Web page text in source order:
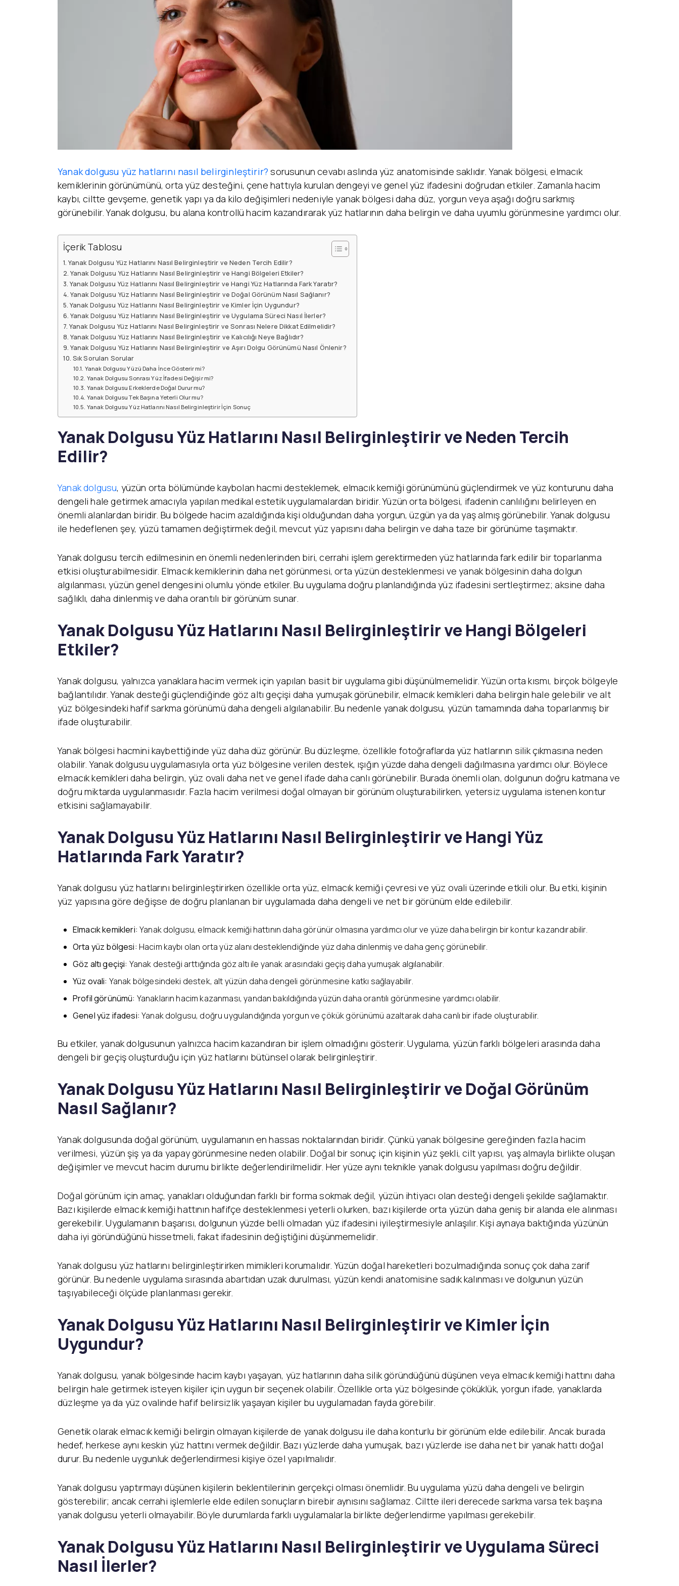
Septorinoplasti
Revizyon Rinoplasti
Lazer Tedaviler
Fotona SP
Dynamis Nx Line
Fraksiyonel Lazer
ICON Lazer
Lazer Epilasyon
Starwalker Lazer
Red Touch
Plexr Lazer
Lazerle Dövme Silme
Lazerle Kılcal Damar
Tedavisi
Femilift: Genital
Yanak Dolgusu
Alın Dolgusu
Göz Altı Işık Dolgusu
Çene Dolgusu (Jawline)
Akıllı Dolgu
NanoFat
Bölgesel İncelme
Emtone
Emsculpt
CoolSculpting – Soğuk
Lipoliz
Lipocel – Cool Sonic
Çatlak Tedavisi
Tedavisi
Dermamelan
Otolog Kök Hücre
Tedavisi
OxyGeneo Medikal Cilt
Bakımı
El Vitamini
Profhilo
Yanak dolgusu yüz hatlarını nasıl belirginleştirir? sorusunun cevabı aslında yüz anatomisinde saklıdır. Yanak bölgesi, elmacık
kemiklerinin görünümünü, orta yüz desteğini, çene hattıyla kurulan dengeyi ve genel yüz ifadesini doğrudan etkiler. Zamanla hacim
kaybı, ciltte gevşeme, genetik yapı ya da kilo değişimleri nedeniyle yanak bölgesi daha düz, yorgun veya aşağı doğru sarkmış
görünebilir. Yanak dolgusu, bu alana kontrollü hacim kazandırarak yüz hatlarının daha belirgin ve daha uyumlu görünmesine yardımcı olur.
İçerik Tablosu
Yanak Dolgusu Yüz Hatlarını Nasıl Belirginleştirir ve Neden Tercih Edilir?
Yanak Dolgusu Yüz Hatlarını Nasıl Belirginleştirir ve Hangi Bölgeleri Etkiler?
Yanak Dolgusu Yüz Hatlarını Nasıl Belirginleştirir ve Hangi Yüz Hatlarında Fark Yaratır?
Yanak Dolgusu Yüz Hatlarını Nasıl Belirginleştirir ve Doğal Görünüm Nasıl Sağlanır?
Yanak Dolgusu Yüz Hatlarını Nasıl Belirginleştirir ve Kimler İçin Uygundur?
Yanak Dolgusu Yüz Hatlarını Nasıl Belirginleştirir ve Uygulama Süreci Nasıl İlerler?
Yanak Dolgusu Yüz Hatlarını Nasıl Belirginleştirir ve Sonrası Nelere Dikkat Edilmelidir?
Yanak Dolgusu Yüz Hatlarını Nasıl Belirginleştirir ve Kalıcılığı Neye Bağlıdır?
Yanak Dolgusu Yüz Hatlarını Nasıl Belirginleştirir ve Aşırı Dolgu Görünümü Nasıl Önlenir?
Sık Sorulan Sorular
Yanak Dolgusu Yüzü Daha İnce Gösterir mi?
Yanak Dolgusu Sonrası Yüz İfadesi Değişir mi?
Yanak Dolgusu Erkeklerde Doğal Durur mu?
Yanak Dolgusu Tek Başına Yeterli Olur mu?
Yanak Dolgusu Yüz Hatlarını Nasıl Belirginleştirir İçin Sonuç
Yanak Dolgusu Yüz Hatlarını Nasıl Belirginleştirir ve Neden Tercih
Edilir?
Yanak dolgusu, yüzün orta bölümünde kaybolan hacmi desteklemek, elmacık kemiği görünümünü güçlendirmek ve yüz konturunu daha
dengeli hale getirmek amacıyla yapılan medikal estetik uygulamalardan biridir. Yüzün orta bölgesi, ifadenin canlılığını belirleyen en
önemli alanlardan biridir. Bu bölgede hacim azaldığında kişi olduğundan daha yorgun, üzgün ya da yaş almış görünebilir. Yanak dolgusu
ile hedeflenen şey, yüzü tamamen değiştirmek değil, mevcut yüz yapısını daha belirgin ve daha taze bir görünüme taşımaktır.
Yanak dolgusu tercih edilmesinin en önemli nedenlerinden biri, cerrahi işlem gerektirmeden yüz hatlarında fark edilir bir toparlanma
etkisi oluşturabilmesidir. Elmacık kemiklerinin daha net görünmesi, orta yüzün desteklenmesi ve yanak bölgesinin daha dolgun
algılanması, yüzün genel dengesini olumlu yönde etkiler. Bu uygulama doğru planlandığında yüz ifadesini sertleştirmez; aksine daha
sağlıklı, daha dinlenmiş ve daha orantılı bir görünüm sunar.
Yanak Dolgusu Yüz Hatlarını Nasıl Belirginleştirir ve Hangi Bölgeleri
Etkiler?
Yanak dolgusu, yalnızca yanaklara hacim vermek için yapılan basit bir uygulama gibi düşünülmemelidir. Yüzün orta kısmı, birçok bölgeyle
bağlantılıdır. Yanak desteği güçlendiğinde göz altı geçişi daha yumuşak görünebilir, elmacık kemikleri daha belirgin hale gelebilir ve alt
yüz bölgesindeki hafif sarkma görünümü daha dengeli algılanabilir. Bu nedenle yanak dolgusu, yüzün tamamında daha toparlanmış bir
ifade oluşturabilir.
Yanak bölgesi hacmini kaybettiğinde yüz daha düz görünür. Bu düzleşme, özellikle fotoğraflarda yüz hatlarının silik çıkmasına neden
olabilir. Yanak dolgusu uygulamasıyla orta yüz bölgesine verilen destek, ışığın yüzde daha dengeli dağılmasına yardımcı olur. Böylece
elmacık kemikleri daha belirgin, yüz ovali daha net ve genel ifade daha canlı görünebilir. Burada önemli olan, dolgunun doğru katmana ve
doğru miktarda uygulanmasıdır. Fazla hacim verilmesi doğal olmayan bir görünüm oluşturabilirken, yetersiz uygulama istenen kontur
etkisini sağlamayabilir.
Yanak Dolgusu Yüz Hatlarını Nasıl Belirginleştirir ve Hangi Yüz
Hatlarında Fark Yaratır?
Yanak dolgusu yüz hatlarını belirginleştirirken özellikle orta yüz, elmacık kemiği çevresi ve yüz ovali üzerinde etkili olur. Bu etki, kişinin
yüz yapısına göre değişse de doğru planlanan bir uygulamada daha dengeli ve net bir görünüm elde edilebilir.
Elmacık kemikleri: Yanak dolgusu, elmacık kemiği hattının daha görünür olmasına yardımcı olur ve yüze daha belirgin bir kontur kazandırabilir.
Orta yüz bölgesi: Hacim kaybı olan orta yüz alanı desteklendiğinde yüz daha dinlenmiş ve daha genç görünebilir.
Göz altı geçişi: Yanak desteği arttığında göz altı ile yanak arasındaki geçiş daha yumuşak algılanabilir.
Yüz ovali: Yanak bölgesindeki destek, alt yüzün daha dengeli görünmesine katkı sağlayabilir.
Profil görünümü: Yanakların hacim kazanması, yandan bakıldığında yüzün daha orantılı görünmesine yardımcı olabilir.
Genel yüz ifadesi: Yanak dolgusu, doğru uygulandığında yorgun ve çökük görünümü azaltarak daha canlı bir ifade oluşturabilir.
Bu etkiler, yanak dolgusunun yalnızca hacim kazandıran bir işlem olmadığını gösterir. Uygulama, yüzün farklı bölgeleri arasında daha
dengeli bir geçiş oluşturduğu için yüz hatlarını bütünsel olarak belirginleştirir.
Yanak Dolgusu Yüz Hatlarını Nasıl Belirginleştirir ve Doğal Görünüm
Nasıl Sağlanır?
Yanak dolgusunda doğal görünüm, uygulamanın en hassas noktalarından biridir. Çünkü yanak bölgesine gereğinden fazla hacim
verilmesi, yüzün şiş ya da yapay görünmesine neden olabilir. Doğal bir sonuç için kişinin yüz şekli, cilt yapısı, yaş almayla birlikte oluşan
değişimler ve mevcut hacim durumu birlikte değerlendirilmelidir. Her yüze aynı teknikle yanak dolgusu yapılması doğru değildir.
Doğal görünüm için amaç, yanakları olduğundan farklı bir forma sokmak değil, yüzün ihtiyacı olan desteği dengeli şekilde sağlamaktır.
Bazı kişilerde elmacık kemiği hattının hafifçe desteklenmesi yeterli olurken, bazı kişilerde orta yüzün daha geniş bir alanda ele alınması
gerekebilir. Uygulamanın başarısı, dolgunun yüzde belli olmadan yüz ifadesini iyileştirmesiyle anlaşılır. Kişi aynaya baktığında yüzünün
daha iyi göründüğünü hissetmeli, fakat ifadesinin değiştiğini düşünmemelidir.
Yanak dolgusu yüz hatlarını belirginleştirirken mimikleri korumalıdır. Yüzün doğal hareketleri bozulmadığında sonuç çok daha zarif
görünür. Bu nedenle uygulama sırasında abartıdan uzak durulması, yüzün kendi anatomisine sadık kalınması ve dolgunun yüzün
taşıyabileceği ölçüde planlanması gerekir.
Yanak Dolgusu Yüz Hatlarını Nasıl Belirginleştirir ve Kimler İçin
Uygundur?
Yanak dolgusu, yanak bölgesinde hacim kaybı yaşayan, yüz hatlarının daha silik göründüğünü düşünen veya elmacık kemiği hattını daha
belirgin hale getirmek isteyen kişiler için uygun bir seçenek olabilir. Özellikle orta yüz bölgesinde çöküklük, yorgun ifade, yanaklarda
düzleşme ya da yüz ovalinde hafif belirsizlik yaşayan kişiler bu uygulamadan fayda görebilir.
Genetik olarak elmacık kemiği belirgin olmayan kişilerde de yanak dolgusu ile daha konturlu bir görünüm elde edilebilir. Ancak burada
hedef, herkese aynı keskin yüz hattını vermek değildir. Bazı yüzlerde daha yumuşak, bazı yüzlerde ise daha net bir yanak hattı doğal
durur. Bu nedenle uygunluk değerlendirmesi kişiye özel yapılmalıdır.
Yanak dolgusu yaptırmayı düşünen kişilerin beklentilerinin gerçekçi olması önemlidir. Bu uygulama yüzü daha dengeli ve belirgin
gösterebilir; ancak cerrahi işlemlerle elde edilen sonuçların birebir aynısını sağlamaz. Ciltte ileri derecede sarkma varsa tek başına
yanak dolgusu yeterli olmayabilir. Böyle durumlarda farklı uygulamalarla birlikte değerlendirme yapılması gerekebilir.
Yanak Dolgusu Yüz Hatlarını Nasıl Belirginleştirir ve Uygulama Süreci
Nasıl İlerler?